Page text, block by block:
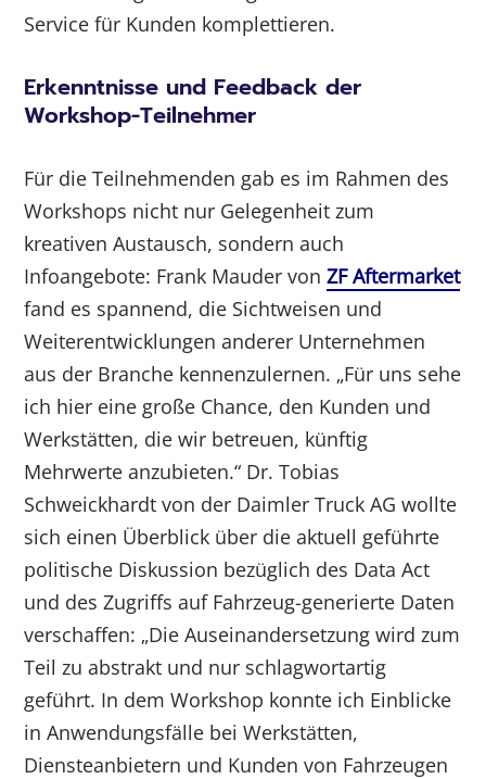
Service für Kunden komplettieren.
Erkenntnisse und Feedback der
Workshop-Teilnehmer
Für die Teilnehmenden gab es im Rahmen des
Workshops nicht nur Gelegenheit zum
kreativen Austausch, sondern auch
Infoangebote: Frank Mauder vonZF Aftermarket
fand es spannend, die Sichtweisen und
Weiterentwicklungen anderer Unternehmen
aus der Branche kennenzulernen. „Für uns sehe
ich hier eine große Chance, den Kunden und
Werkstätten, die wir betreuen, künftig
Mehrwerte anzubieten.“ Dr. Tobias
Schweickhardt von der Daimler Truck AG wollte
sich einen Überblick über die aktuell geführte
politische Diskussion bezüglich des Data Act
und des Zugriffs auf Fahrzeug-generierte Daten
verschaffen: „Die Auseinandersetzung wird zum
Teil zu abstrakt und nur schlagwortartig
geführt. In dem Workshop konnte ich Einblicke
in Anwendungsfälle bei Werkstätten,
Diensteanbietern und Kunden von Fahrzeugen